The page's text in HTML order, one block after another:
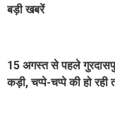
बड़ी खबरें
15 अगस्त से पहले
कड़ी, चप्पे-चप्पे की हो रही